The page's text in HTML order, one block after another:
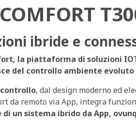
ibride e
la piattaforma di soluzioni
del controllo ambiente evoluto
, dal design moderno ed
da remoto via App, integra
di un sistema ibrido da App,